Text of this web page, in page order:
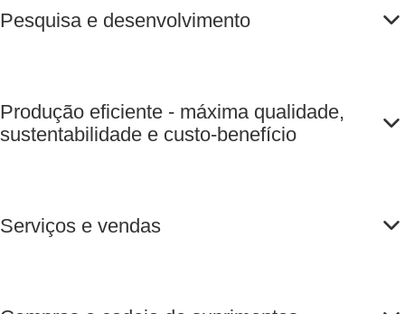
Pesquisa e desenvolvimento
Produção eficiente - máxima qualidade,
sustentabilidade e custo-benefício
Serviços e vendas